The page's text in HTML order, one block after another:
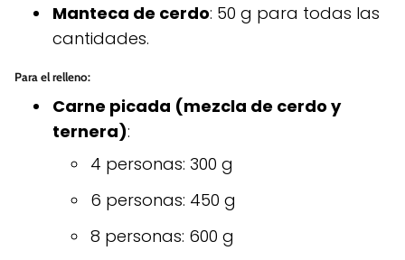
Manteca de cerdo: 50 g para todas las
cantidades.
Para el relleno:
Carne picada (mezcla de cerdo y
ternera):
4 personas: 300 g
6 personas: 450 g
8 personas: 600 g